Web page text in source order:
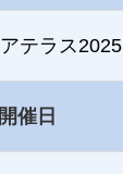
テラス2025
開催日